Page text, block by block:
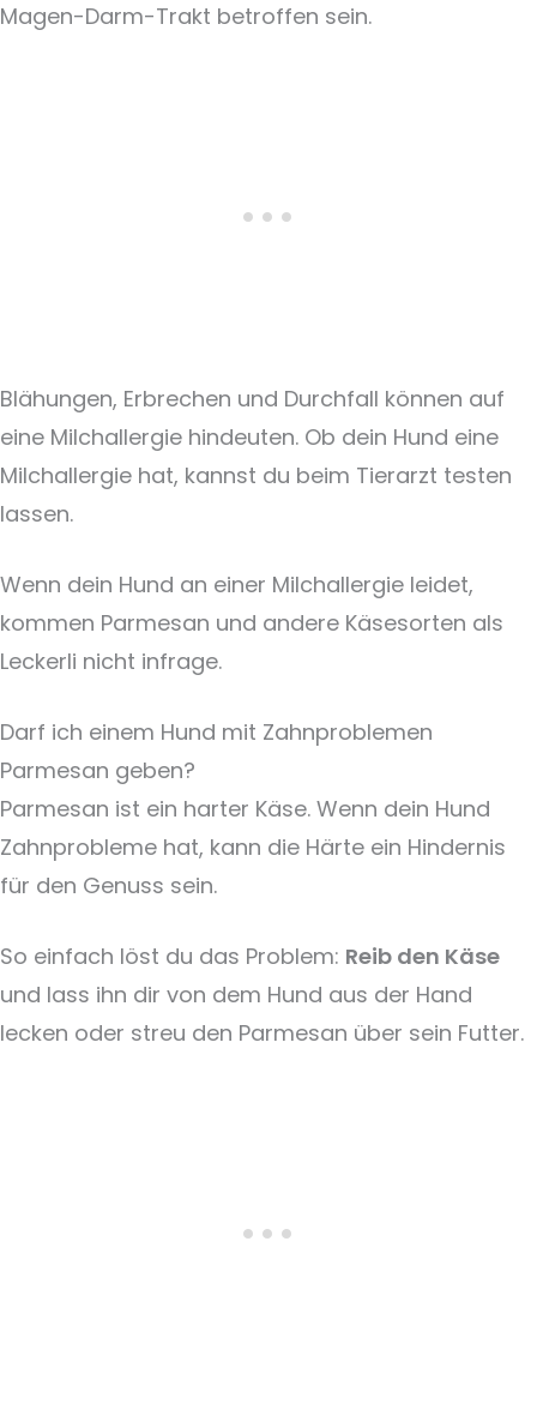
Magen-Darm-Trakt betroffen sein.
Blähungen, Erbrechen und Durchfall können auf
eine Milchallergie hindeuten. Ob dein Hund eine
Milchallergie hat, kannst du beim Tierarzt testen
lassen.
Wenn dein Hund an einer Milchallergie leidet,
kommen Parmesan und andere Käsesorten als
Leckerli nicht infrage.
Darf ich einem Hund mit Zahnproblemen
Parmesan geben?
Parmesan ist ein harter Käse. Wenn dein Hund
Zahnprobleme hat, kann die Härte ein Hindernis
für den Genuss sein.
So einfach löst du das Problem: Reib den Käse
und lass ihn dir von dem Hund aus der Hand
lecken oder streu den Parmesan über sein Futter.